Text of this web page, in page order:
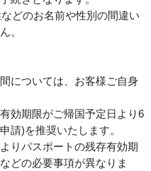
どのお名前や性別の間違い
。
については、お客様ご自身
効期限がご帰国予定日より6
請)を推奨いたします。
りパスポートの残存有効期
どの必要事項が異なりま